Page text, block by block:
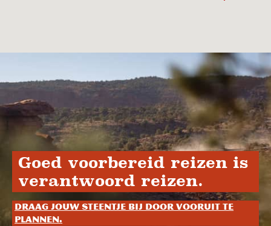
Goed voorbereid reizen is
verantwoord reizen.
Draag jouw steentje bij door vooruit te
plannen.